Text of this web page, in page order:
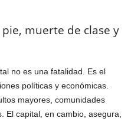
muerte de clase y
no es una fatalidad. Es el
políticas y económicas.
mayores, comunidades
El capital, en cambio, asegura,